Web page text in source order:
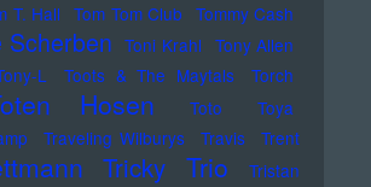
T. Hall Tom Tom Club Tommy Cash
Scherben Toni Krahl Tony Allen
L Toots & The Maytals
Torch
Hosen Toto
Toya
Traveling Wilburys Travis
Trent
Tricky Trio
Tristan